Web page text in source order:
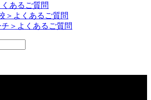
あるご質問
＞よくあるご質問
＞よくあるご質問